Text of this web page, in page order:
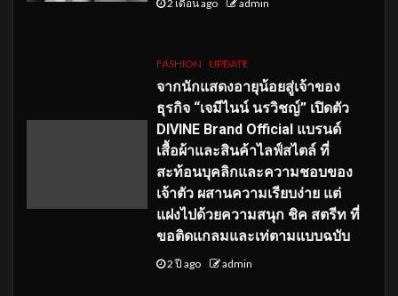
2 เดือน ago admin
FASHION UPDATE
จากนักแสดงอายุน้อยสู่เจ้าของ
ธุรกิจ “เจมีไนน์ นรวิชญ์” เปิดตัว
DIVINE Brand Official แบรนด์
เสื้อผ้าและสินค้าไลฟ์สไตล์ ที่
สะท้อนบุคลิกและความชอบของ
เจ้าตัว ผสานความเรียบง่าย แต่
แฝงไปด้วยความสนุก ชิค สตรีท ที่
ขอติดแกลมและเท่ตามแบบฉบับ
2 ปี ago admin